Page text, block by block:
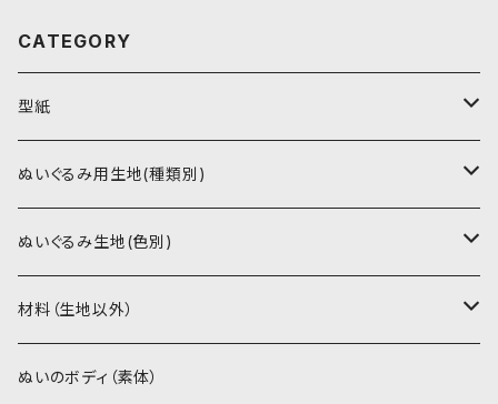
CATEGORY
型紙
書籍（紙の本）
PDFデータ（ダウンロード）
ぬいぐるみ用生地(種類別)
ソフトボア（短毛）
ソフトボア（5mm）
ぬいトリコット
ぬいぐるみ生地(色別)
ソフトボア
スキンカラー系
ぬいトリコット
材料（生地以外）
アイロン接着シート
ぬいのボディ（素体）